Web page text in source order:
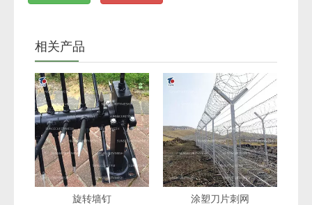
相关产品
旋转墙钉 涂塑刀片刺网